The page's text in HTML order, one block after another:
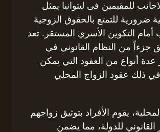
للمقيمين فى ليتوانيا يمثل
ضرورية للتمتع بالحقوق الزوجية
أمام التكوين الأسري المستقر. تعد
جزءاً من النظام القانوني في
عدة أنواع من العقود التي يمكن
في ذلك عقود الزواج المحلي
يقوم الأفراد بتوثيق زواجهم
للدولة، مما يضمن